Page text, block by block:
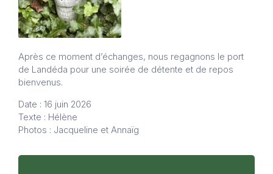
Après ce moment d’échanges, nous regagnons le port
de Landéda pour une soirée de détente et de repos
bienvenus.
Date : 16 juin 2026
Texte : Hélène
Photos : Jacqueline et Annaïg